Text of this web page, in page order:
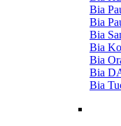
Bia
Bia
Bia
Bia
Bia
Bia
Bia